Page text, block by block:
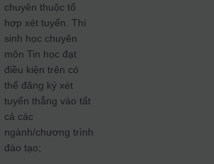
chuyên thuộc tổ
hợp xét tuyển. Thí
sinh học chuyên
môn Tin học đạt
điều kiện trên có
thể đăng ký xét
tuyển thẳng vào tất
cả các
ngành/chương trình
đào tạo;